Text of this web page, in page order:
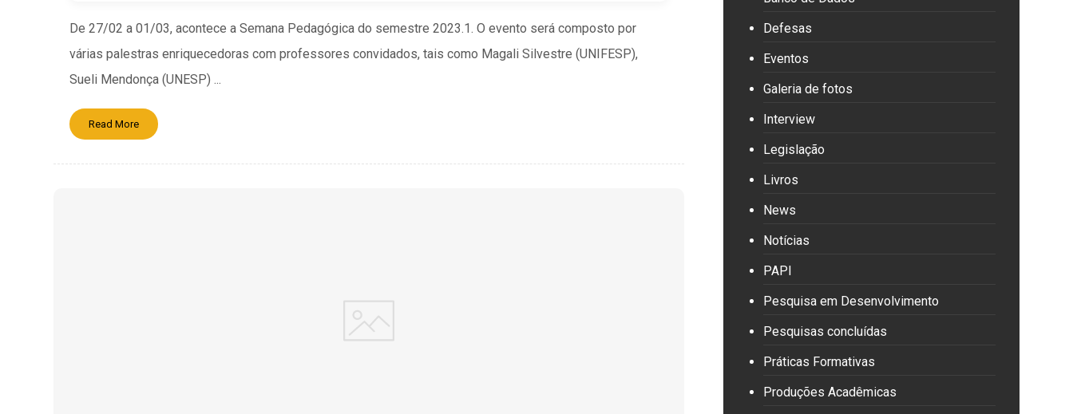
De 27/02 a 01/03, acontece a Semana Pedagógica do semestre 2023.1. O evento será composto por
várias palestras enriquecedoras com professores convidados, tais como Magali Silvestre (UNIFESP),
Sueli Mendonça (UNESP) ...
Read More
Defesas
Eventos
Galeria de fotos
Interview
Legislação
Livros
News
Notícias
PAPI
Pesquisa em Desenvolvimento
Pesquisas concluídas
Práticas Formativas
Produções Acadêmicas